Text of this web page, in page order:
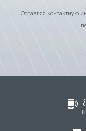
Оставляя контактную